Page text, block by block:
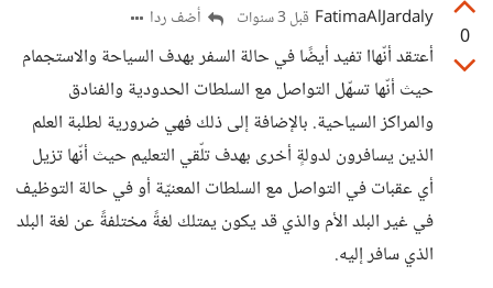
0
FatimaAlJardaly قبل 3 سنوات أضف ردا
أعتقد أنّهاا تفيد أيضًا في حالة السفر بهدف السياحة والاستجمام
حيث أنّها تسهّل التواصل مع السلطات الحدودية والفنادق
والمراكز السياحية. بالإضافة إلى ذلك فهي ضرورية لطلبة العلم
الذين يسافرون لدولةٍ أخرى بهدف تلّقي التعليم حيث أنّها تزيل
أي عقبات في التواصل مع السلطات المعنيّة أو في حالة التوظيف
في غير البلد الأم والذي قد يكون يمتلك لغةً مختلفةً عن لغة البلد
الذي سافر إليه.